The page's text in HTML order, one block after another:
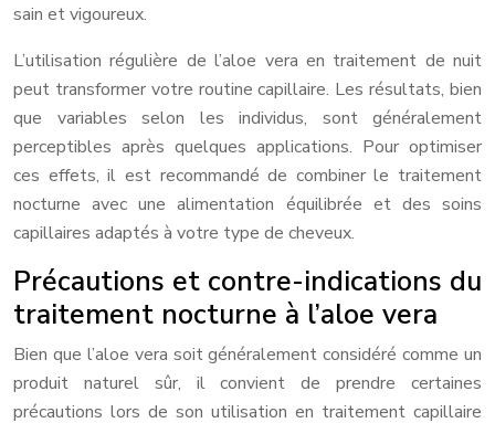
sain et vigoureux.
L’utilisation régulière de l’aloe vera en traitement de nuit
peut transformer votre routine capillaire. Les résultats, bien
que variables selon les individus, sont généralement
perceptibles après quelques applications. Pour optimiser
ces effets, il est recommandé de combiner le traitement
nocturne avec une alimentation équilibrée et des soins
capillaires adaptés à votre type de cheveux.
Précautions et contre-indications du
traitement nocturne à l’aloe vera
Bien que l’aloe vera soit généralement considéré comme un
produit naturel sûr, il convient de prendre certaines
précautions lors de son utilisation en traitement capillaire